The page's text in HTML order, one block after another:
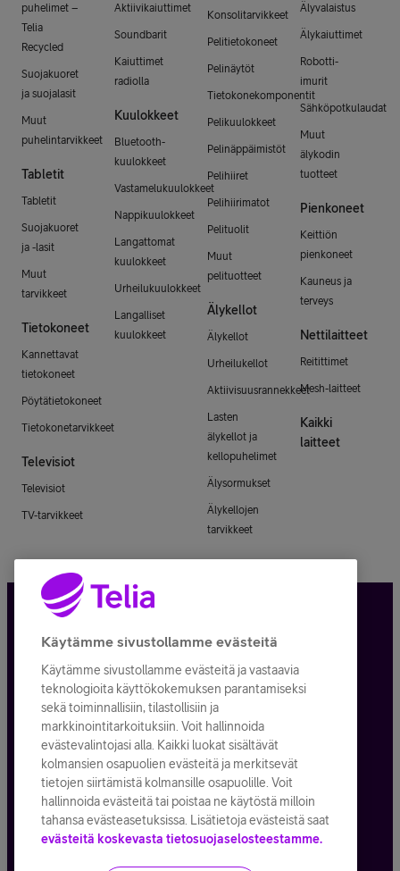
puhelimet –
Telia
Recycled
Suojakuoret
ja suojalasit
Muut
puhelintarvikkeet
Tabletit
Tabletit
Suojakuoret
ja -lasit
Muut
tarvikkeet
Tietokoneet
Kannettavat
tietokoneet
Pöytätietokoneet
Tietokonetarvikkeet
Televisiot
Televisiot
TV-tarvikkeet
Aktiivikaiuttimet
Soundbarit
Kaiuttimet
radiolla
Kuulokkeet
Bluetooth-
kuulokkeet
Vastamelukuulokkeet
Nappikuulokkeet
Langattomat
kuulokkeet
Urheilukuulokkeet
Langalliset
kuulokkeet
Konsolitarvikkeet
Pelitietokoneet
Pelinäytöt
Tietokonekomponentit
Pelikuulokkeet
Pelinäppäimistöt
Pelihiiret
Pelihiirimatot
Pelituolit
Muut
pelituotteet
Älykellot
Älykellot
Urheilukellot
Aktiivisuusrannekkeet
Lasten
älykellot ja
kellopuhelimet
Älysormukset
Älykellojen
tarvikkeet
Älyvalaistus
Älykaiuttimet
Robotti-
imurit
Sähköpotkulaudat
Muut
älykodin
tuotteet
Pienkoneet
Keittiön
pienkoneet
Kauneus ja
terveys
Nettilaitteet
Reitittimet
Mesh-laitteet
Kaikki
laitteet
Tietosuoja ja -turva
Tilauksen peruuttaminen
Käyttöehdot
Evästeiden käyttö
Toimitusehdot ja palvelukuvaukset
Käytämme sivustollamme evästeitä
Käytämme sivustollamme evästeitä ja vastaavia
teknologioita käyttökokemuksen parantamiseksi
sekä toiminnallisiin, tilastollisiin ja
markkinointitarkoituksiin. Voit hallinnoida
evästevalintojasi alla. Kaikki luokat sisältävät
kolmansien osapuolien evästeitä ja merkitsevät
tietojen siirtämistä kolmansille osapuolille. Voit
hallinnoida evästeitä tai poistaa ne käytöstä milloin
tahansa evästeasetuksissa. Lisätietoja evästeistä saat
evästeitä koskevasta tietosuojaselosteestamme.